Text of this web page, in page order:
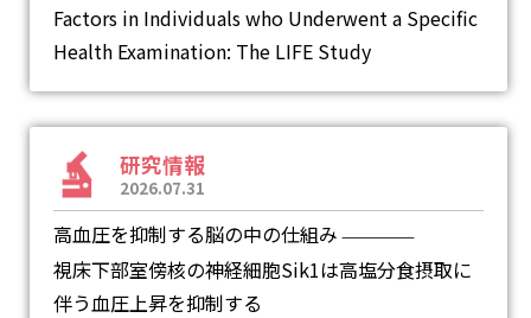
Factors in Individuals who Underwent a Specific
Health Examination: The LIFE Study
研究情報
2026.07.31
高血圧を抑制する脳の中の仕組み ―
視床下部室傍核の神経細胞Sik1は高塩分食摂取に
伴う血圧上昇を抑制する